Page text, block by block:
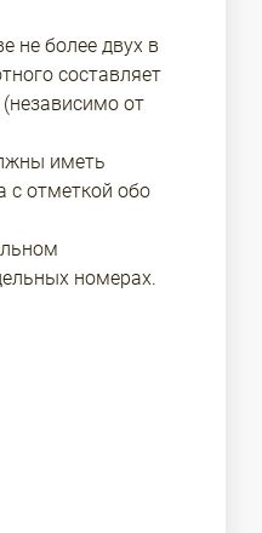
не более двух в
составляет
от
иметь
с отметкой обо
номерах.